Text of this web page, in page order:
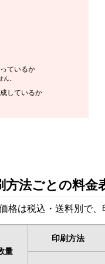
ているか
。
しているか
方法ごとの料金
格は税込・送料別で
量
印刷方法